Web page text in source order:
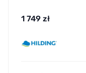
1 749 zł